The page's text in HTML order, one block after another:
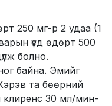
250 мг-р 2 удаа (1
үед өдөрт 500
болно.
байна. Эмийг
та бөөрний
клиренс 30 мл/мин-